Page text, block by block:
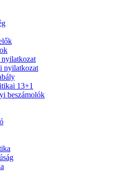
nyilatkozat
13+1
beszámolók